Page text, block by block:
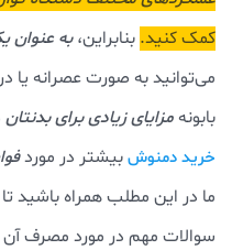
کمک کنید. بنابراین،به عنوان
می‌توانید به صورت عصرانه یا
بابونهمزایای زیادی برای بدنتان
خرید دمنوشبیشتر در مورد
ما در این مطلب همراه باشید
سوالات مهم در مورد مصرف آن